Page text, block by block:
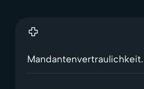
Mandantenvertraulichkeit.